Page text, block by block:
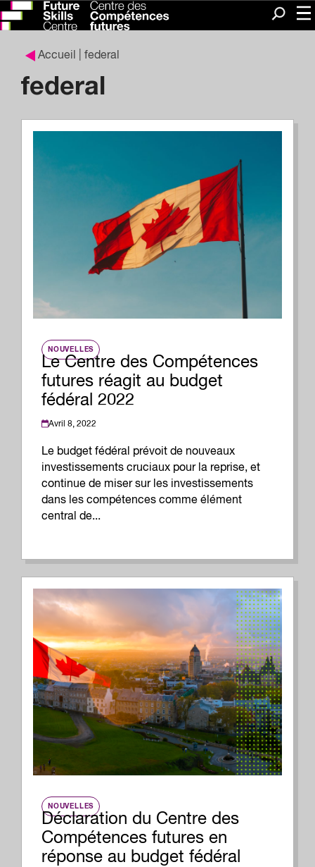
Accueil | federal
federal
NOUVELLES
Le Centre des Compétences
futures réagit au budget
fédéral 2022
Avril 8, 2022
Le budget fédéral prévoit de nouveaux
investissements cruciaux pour la reprise, et
continue de miser sur les investissements
dans les compétences comme élément
central de...
NOUVELLES
Déclaration du Centre des
Compétences futures en
réponse au budget fédéral